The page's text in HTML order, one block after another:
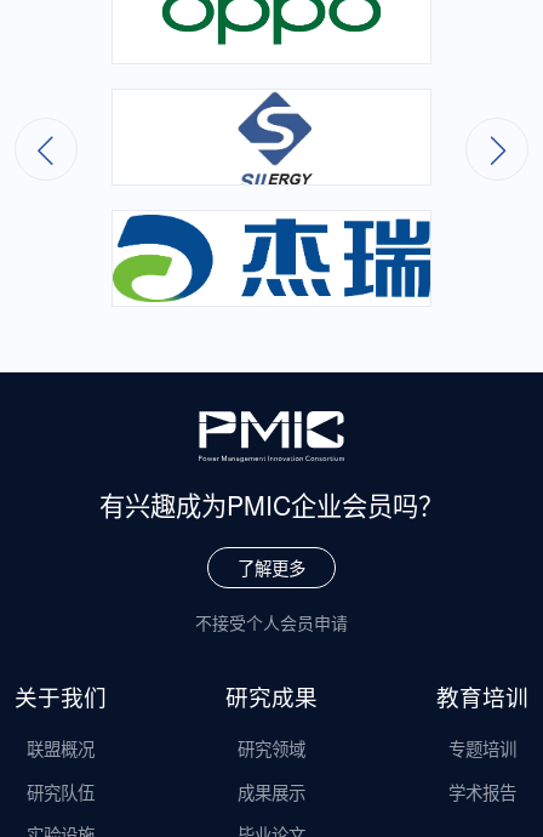
有兴趣成为PMIC企业会员吗？
了解更多
不接受个人会员申请
关于我们
联盟概况
研究队伍
研究成果
研究领域
成果展示
教育培训
专题培训
学术报告